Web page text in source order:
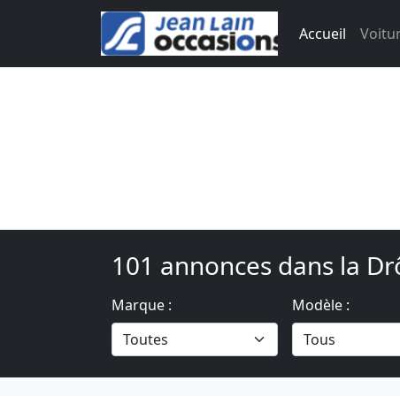
Accueil
101 annonces dans la
Marque : Modèle :